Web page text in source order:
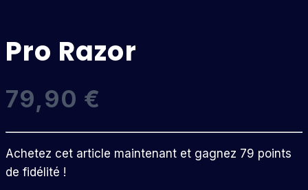
Pro Razor
79,90 €
Achetez cet article maintenant et gagnez 79 points
de fidélité !